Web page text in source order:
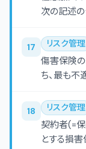
次の記述の
17 リスク管理
傷害保険
ち、最も不
18 リスク管理
契約者(=
とする損